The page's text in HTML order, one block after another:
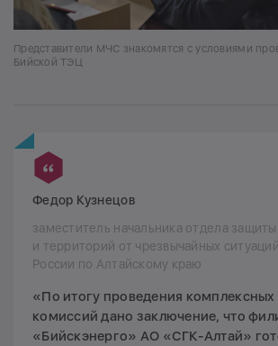
Представители МЧС знакомятся с условиями
Бийской ТЭЦ
Федор Кузнецов
заместитель начальника отдела
и территорий от чрезвычайных
России по Алтайскому краю
«По итогу проведения комплексных
комиссий дано заключение, что
«Бийскэнерго» АО «СГК-Алтай»